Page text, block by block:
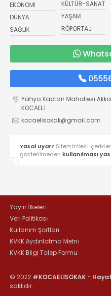
EKONOMİ
DÜNYA
SAĞLIK
KÜLTÜR-SANAT
YAŞAM
RÖPORTAJ
Yahya Kaptan Mahallesi
KOCAELİ
kocaelisokak@gmail.com
Yasal Uyarı: Sitemizdeki
gösterilmeden kullanılması
Yayın İlkeleri
Veri Politikası
Kullanım Şartları
KVKK Aydınlatma Metni
KVKK Bilgi Talep Formu
© 2022 #KOCAELİSOKAK -
saklıdır.